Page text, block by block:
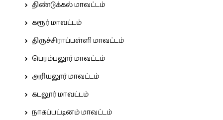
திண்டுக்கல் மாவட்டம்
கரூர் மாவட்டம்
திருச்சிராப்பள்ளி மாவட்டம்
பெரம்பலூர் மாவட்டம்
அரியலூர் மாவட்டம்
கடலூர் மாவட்டம்
நாகப்பட்டினம் மாவட்டம்